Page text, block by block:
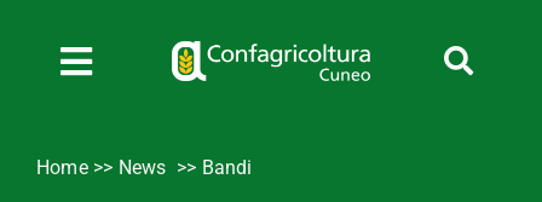
contenuto
Toggle
Home>> News Bandi